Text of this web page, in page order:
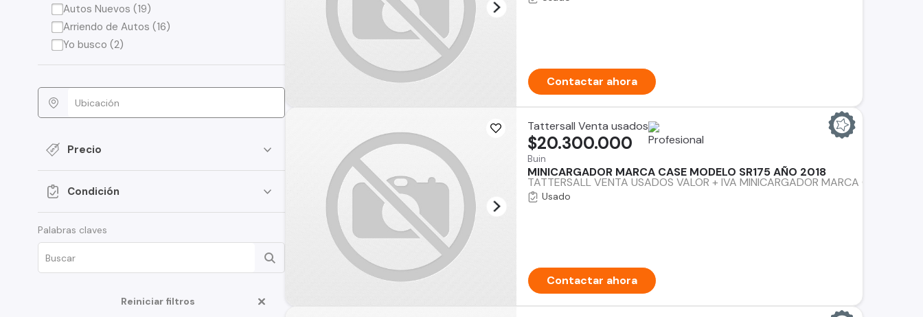
Autos Nuevos (19)
Arriendo de Autos (16)
Yo busco (2)
Precio
Condición
Palabras claves
Reiniciar filtros
Contactar ahora
Tattersall Venta usados
Buin
MINICARGADOR MARCA CASE MODELO SR175 AÑO 2018
TATTERSALL VENTA USADOS VALOR + IVA MINICARGADOR MARCA CASE
$20.300.000
Usado
Contactar ahora